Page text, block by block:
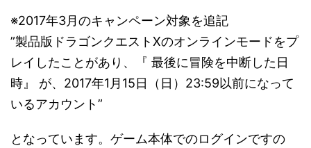
※2017年3月のキャンペーン対象を追記
”製品版ドラゴンクエストXのオンラインモードをプ
レイしたことがあり、『 最後に冒険を中断した日
時』 が、2017年1月15日（日）23:59以前になって
いるアカウント”
となっています。ゲーム本体でのログインですの